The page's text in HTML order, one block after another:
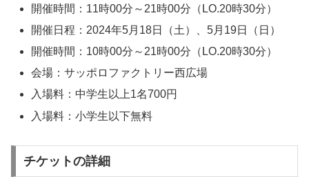
開催時間：11時00分～21時00分（LO.20時30分）
開催日程：2024年5月18日（土）、5月19日（日）
開催時間：10時00分～21時00分（LO.20時30分）
会場：サッポロファクトリー西広場
入場料：中学生以上1名700円
入場料：小学生以下無料
チケットの詳細